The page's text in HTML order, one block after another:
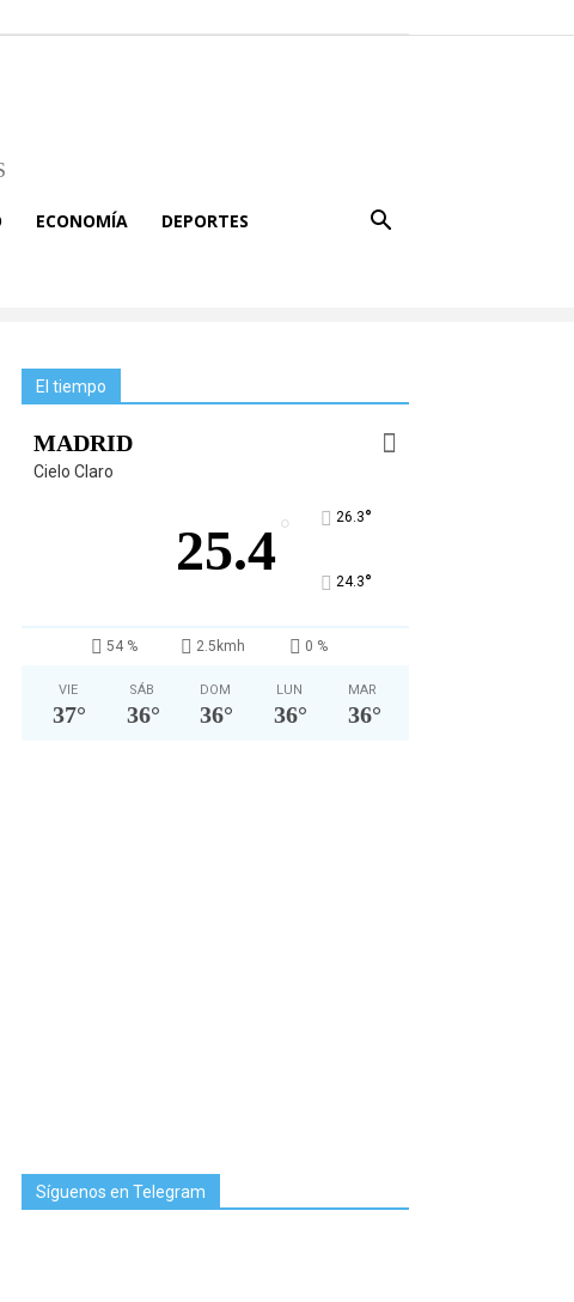
ECONOMÍA DEPORTES
El tiempo
MADRID
Cielo Claro
25.4° 26.3°
24.3°
54 % 2.5kmh 0 %
VIE
37°
SÁB
36°
DOM
36°
LUN
36°
MAR
36°
Síguenos en Telegram